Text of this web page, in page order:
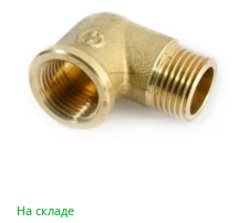
На складе